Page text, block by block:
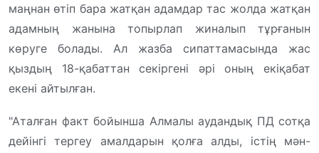
маңнан өтіп бара жатқан адамдар тас жолда жатқан
адамның жанына топырлап жиналып тұрғанын
көруге болады. Ал жазба сипаттамасында жас
қыздың 18-қабаттан секіргені әрі оның екіқабат
екені айтылған.
"Аталған факт бойынша Алмалы аудандық ПД сотқа
дейінгі тергеу амалдарын қолға алды, істің мән-